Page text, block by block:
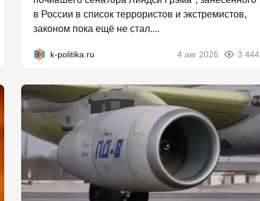
в России в список террористов и экстремистов,
законом пока ещё не стал....
k-politika.ru 4 авг 2026 3 444